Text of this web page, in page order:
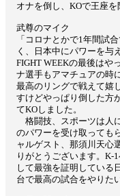
オナを倒し、KOで王座を
武尊のマイク
「コロナとかで1年間試
く、日本中にパワーを与
FIGHT WEEKの最後はや
ナ選手もアマチュアの時
最高のリングで戦えて嬉
すけどやっぱり倒した方
てKOしました。
格闘技、スポーツは人
のパワーを受け取っても
ャルゲスト、那須川天心
りがとうございます。K-
して最強を証明している
台で最高の試合をやりた